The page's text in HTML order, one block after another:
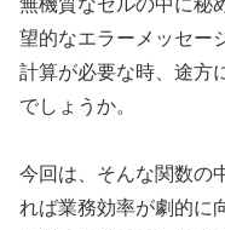
望的なエラーメッセー
計算が必要な時、途方
でしょうか。
今回は、そんな関数の
れば業務効率が劇的に